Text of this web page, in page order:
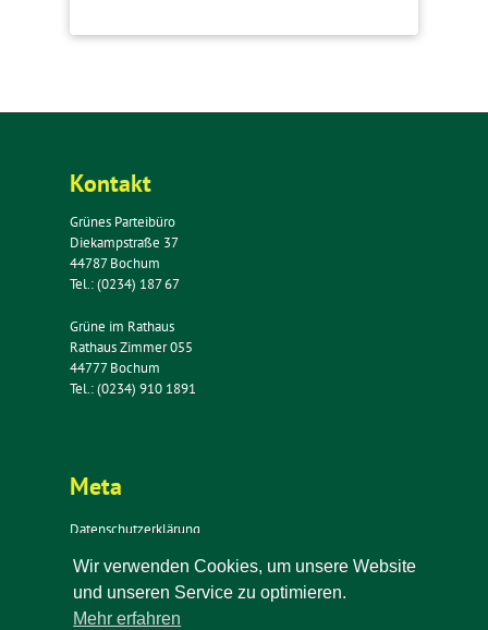
Kontakt
Grünes Parteibüro
Diekampstraße 37
44787 Bochum
Tel.: (0234) 187 67
Grüne im Rathaus
Rathaus Zimmer 055
44777 Bochum
Tel.: (0234) 910 1891
Meta
Datenschutzerklärung
Impressum
Kontakt
Newsletter
Wir verwenden Cookies, um unsere Website
und unseren Service zu optimieren.
Mehr erfahren